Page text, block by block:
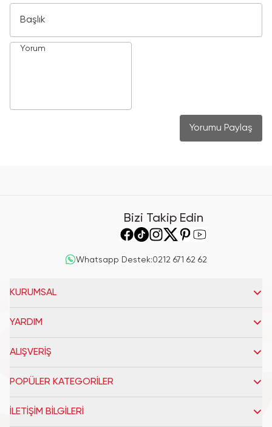
Yorumu Paylaş
Bizi Takip Edin
Whatsapp Destek:0212 671 62 62
KURUMSAL
YARDIM
ALIŞVERİŞ
POPÜLER KATEGORİLER
İLETİŞİM BİLGİLERİ